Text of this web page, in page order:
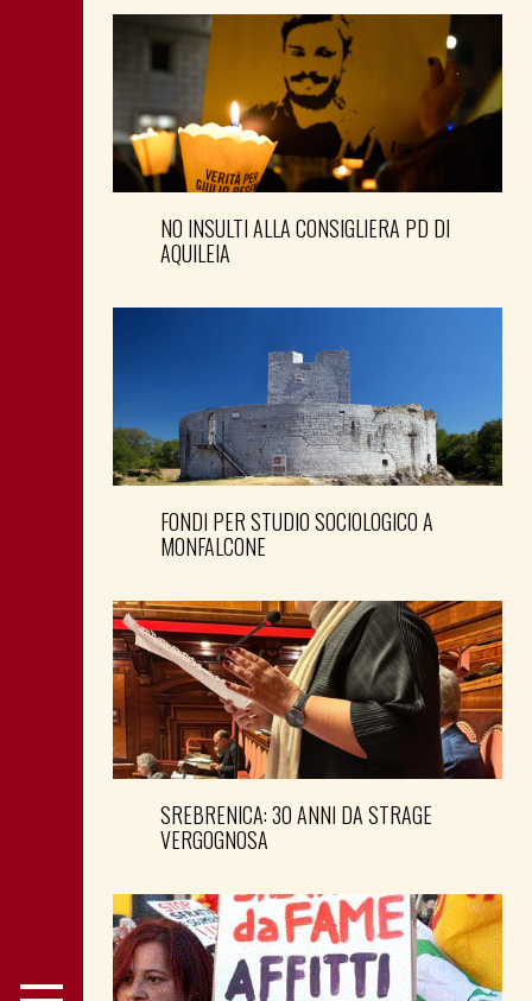
NO INSULTI ALLA CONSIGLIERA PD DI
AQUILEIA
FONDI PER STUDIO SOCIOLOGICO A
MONFALCONE
SREBRENICA: 30 ANNI DA STRAGE
VERGOGNOSA